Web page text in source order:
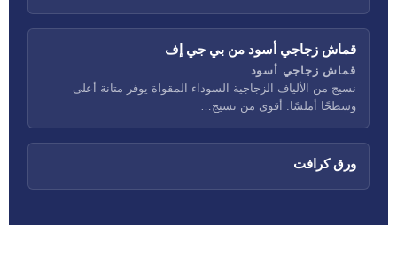
قماش زجاجي أسود من بي جي إف
قماش زجاجي أسود
نسيج من الألياف الزجاجية السوداء المقواة يوفر متانة أعلى
وسطحًا أملسًا. أقوى من نسيج…
ورق كرافت